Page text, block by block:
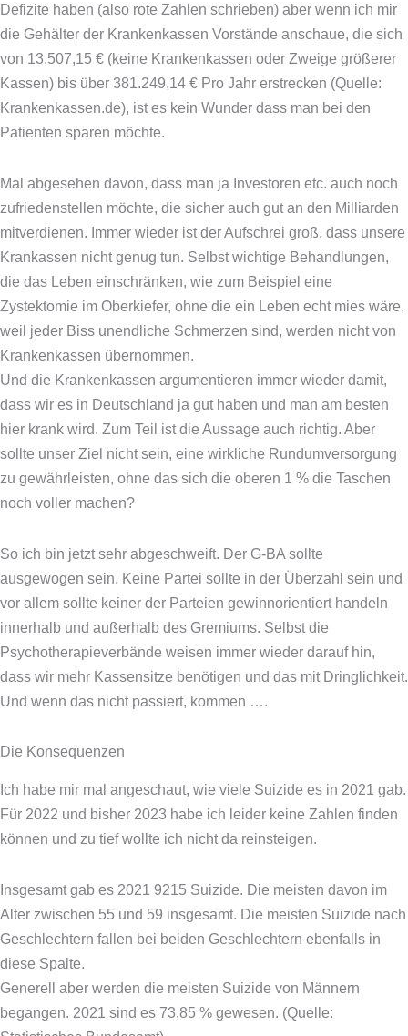
Defizite haben (also rote Zahlen schrieben) aber wenn ich mir
die Gehälter der Krankenkassen Vorstände anschaue, die sich
von 13.507,15 € (keine Krankenkassen oder Zweige größerer
Kassen) bis über 381.249,14 € Pro Jahr erstrecken (Quelle:
Krankenkassen.de), ist es kein Wunder dass man bei den
Patienten sparen möchte.
Mal abgesehen davon, dass man ja Investoren etc. auch noch
zufriedenstellen möchte, die sicher auch gut an den Milliarden
mitverdienen. Immer wieder ist der Aufschrei groß, dass unsere
Krankassen nicht genug tun. Selbst wichtige Behandlungen,
die das Leben einschränken, wie zum Beispiel eine
Zystektomie im Oberkiefer, ohne die ein Leben echt mies wäre,
weil jeder Biss unendliche Schmerzen sind, werden nicht von
Krankenkassen übernommen.
Und die Krankenkassen argumentieren immer wieder damit,
dass wir es in Deutschland ja gut haben und man am besten
hier krank wird. Zum Teil ist die Aussage auch richtig. Aber
sollte unser Ziel nicht sein, eine wirkliche Rundumversorgung
zu gewährleisten, ohne das sich die oberen 1 % die Taschen
noch voller machen?
So ich bin jetzt sehr abgeschweift. Der G-BA sollte
ausgewogen sein. Keine Partei sollte in der Überzahl sein und
vor allem sollte keiner der Parteien gewinnorientiert handeln
innerhalb und außerhalb des Gremiums. Selbst die
Psychotherapieverbände weisen immer wieder darauf hin,
dass wir mehr Kassensitze benötigen und das mit Dringlichkeit.
Und wenn das nicht passiert, kommen ….
Die Konsequenzen
Ich habe mir mal angeschaut, wie viele Suizide es in 2021 gab.
Für 2022 und bisher 2023 habe ich leider keine Zahlen finden
können und zu tief wollte ich nicht da reinsteigen.
Insgesamt gab es 2021 9215 Suizide. Die meisten davon im
Alter zwischen 55 und 59 insgesamt. Die meisten Suizide nach
Geschlechtern fallen bei beiden Geschlechtern ebenfalls in
diese Spalte.
Generell aber werden die meisten Suizide von Männern
begangen. 2021 sind es 73,85 % gewesen. (Quelle: